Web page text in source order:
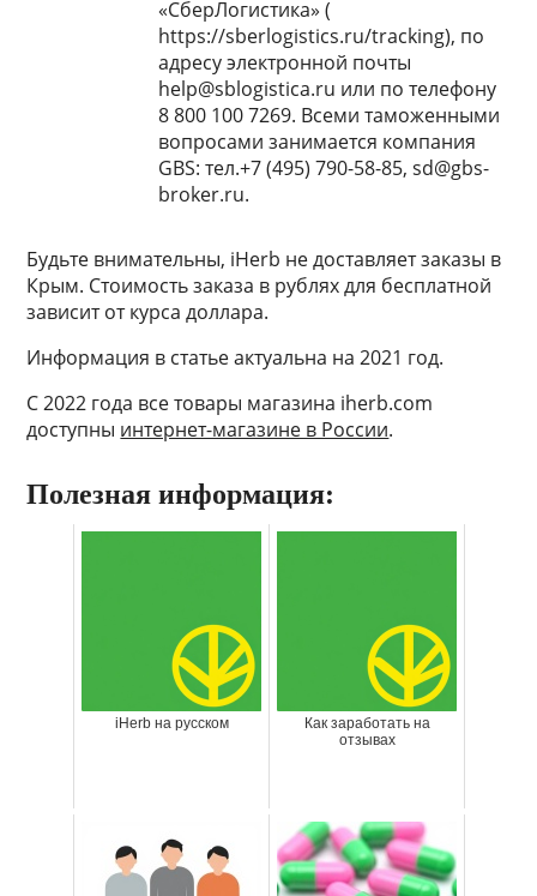
«СберЛогистика» (
https://sberlogistics.ru/tracking), по
адресу электронной почты
help@sblogistica.ru или по телефону
8 800 100 7269. Всеми таможенными
вопросами занимается компания
GBS: тел.+7 (495) 790-58-85, sd@gbs-
broker.ru.
Будьте внимательны, iHerb не доставляет заказы в
Крым. Стоимость заказа в рублях для бесплатной
зависит от курса доллара.
Информация в статье актуальна на 2021 год.
С 2022 года все товары магазина iherb.com
доступны интернет-магазине в России.
Полезная информация:
iHerb на русском
Как заработать на
отзывах